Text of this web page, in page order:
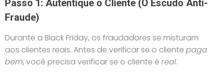
Passo 1: Autentique o Cliente (O Escudo Anti-
Fraude)
Durante a Black Friday, os fraudadores se misturam
aos clientes reais. Antes de verificar se o cliente paga
bem, você precisa verificar se o cliente é real.